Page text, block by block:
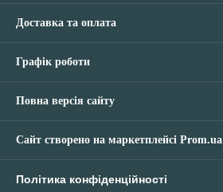
Доставка та оплата
Графік роботи
Повна версія сайту
Сайт створено на маркетплейсі Prom.ua
Політика конфіденційності